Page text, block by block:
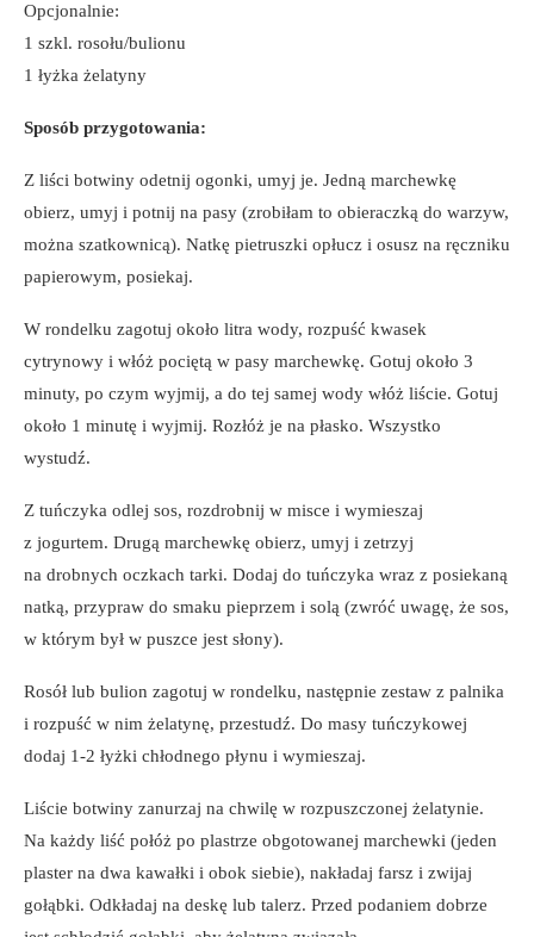
Opcjonalnie:
1 szkl. rosołu/bulionu
1 łyżka żelatyny
Sposób przygotowania:
Z liści botwiny odetnij ogonki, umyj je. Jedną marchewkę
obierz, umyj i potnij na pasy (zrobiłam to obieraczką do warzyw,
można szatkownicą). Natkę pietruszki opłucz i osusz na ręczniku
papierowym, posiekaj.
W rondelku zagotuj około litra wody, rozpuść kwasek
cytrynowy i włóż pociętą w pasy marchewkę. Gotuj około 3
minuty, po czym wyjmij, a do tej samej wody włóż liście. Gotuj
około 1 minutę i wyjmij. Rozłóż je na płasko. Wszystko
wystudź.
Z tuńczyka odlej sos, rozdrobnij w misce i wymieszaj
z jogurtem. Drugą marchewkę obierz, umyj i zetrzyj
na drobnych oczkach tarki. Dodaj do tuńczyka wraz z posiekaną
natką, przypraw do smaku pieprzem i solą (zwróć uwagę, że sos,
w którym był w puszce jest słony).
Rosół lub bulion zagotuj w rondelku, następnie zestaw z palnika
i rozpuść w nim żelatynę, przestudź. Do masy tuńczykowej
dodaj 1-2 łyżki chłodnego płynu i wymieszaj.
Liście botwiny zanurzaj na chwilę w rozpuszczonej żelatynie.
Na każdy liść połóż po plastrze obgotowanej marchewki (jeden
plaster na dwa kawałki i obok siebie), nakładaj farsz i zwijaj
gołąbki. Odkładaj na deskę lub talerz. Przed podaniem dobrze